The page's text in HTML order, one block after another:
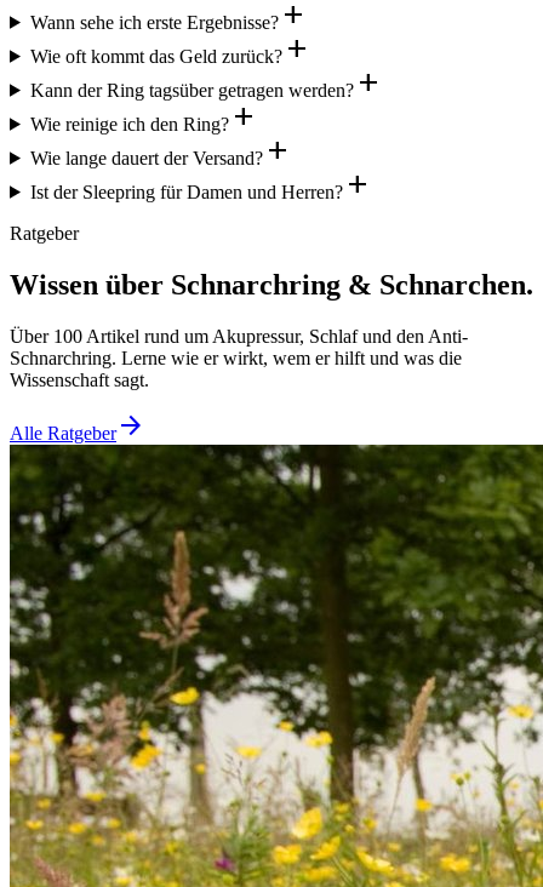
Wann sehe ich erste Ergebnisse?add
Wie oft kommt das Geld zurück?add
Kann der Ring tagsüber getragen werden?add
Wie reinige ich den Ring?add
Wie lange dauert der Versand?add
Ist der Sleepring für Damen und Herren?add
Ratgeber
Wissen über Schnarchring & Schnarchen.
Über 100 Artikel rund um Akupressur, Schlaf und den Anti-
Schnarchring. Lerne wie er wirkt, wem er hilft und was die
Wissenschaft sagt.
Alle Ratgeberarrow_forward